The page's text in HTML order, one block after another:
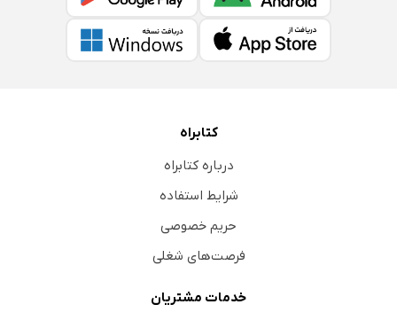
کتابراه
درباره کتابراه
شرایط استفاده
حریم خصوصی
فرصت‌های شغلی
خدمات مشتریان